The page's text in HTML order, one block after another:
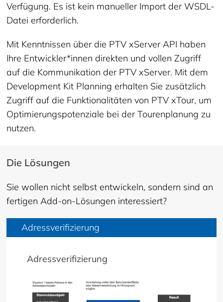
Verfügung. Es ist kein manueller Import der WSDL-
Datei erforderlich.
Mit Kenntnissen über die PTV xServer API haben
Ihre Entwickler*innen direkten und vollen Zugriff
auf die Kommunikation der PTV xServer. Mit dem
Development Kit Planning erhalten Sie zusätzlich
Zugriff auf die Funktionalitäten von PTV xTour, um
Optimierungspotenziale bei der Tourenplanung zu
nutzen.
Die Lösungen
Sie wollen nicht selbst entwickeln, sondern sind an
fertigen Add-on-Lösungen interessiert?
Adressverifizierung
Adressverifizierung